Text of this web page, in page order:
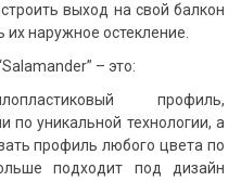
выход на свой балкон
наружное остекление.
– это:
профиль,
по уникальной технологии, а
профиль любого цвета по
подходит под дизайн